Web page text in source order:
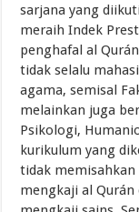
sarjana yang
meraih Indek
penghafal al
tidak selalu
agama, semisal
melainkan juga
Psikologi,
kurikulum yang
tidak memisahkan
mengkaji al